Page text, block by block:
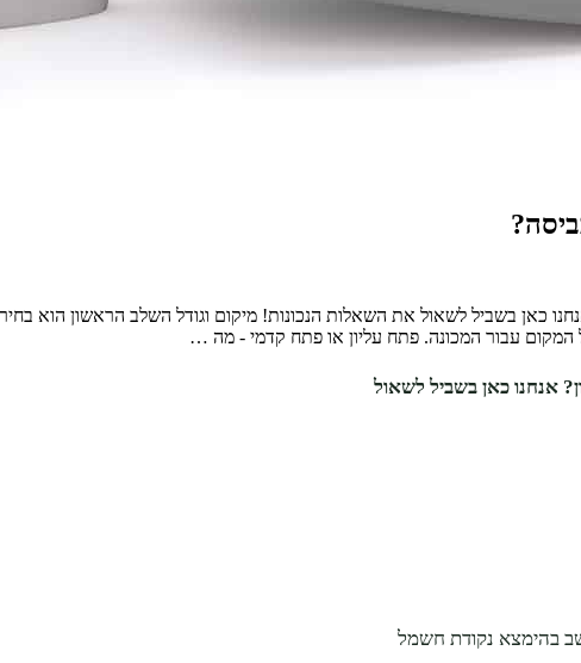
כאן בשביל לשאול את השאלות הנכונות! מיקום וגודל השלב הראשון הוא
המקום עבור המכונה. פתח עליון או פתח קדמי - מה …
אנחנו כאן בשביל לשאול
בהימצא נקודת חשמל